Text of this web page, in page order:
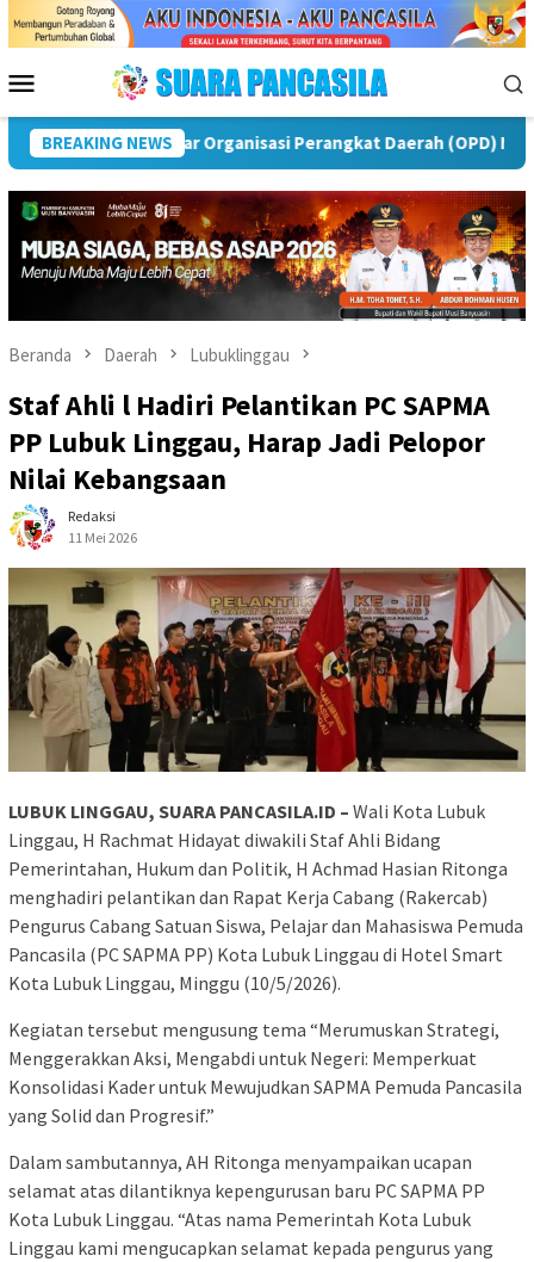
Menu
Mobile
BREAKING NEWS
Puncak Peringatan IPeKB Ke-19, Plt Bupati Rejang
Beranda Daerah Lubuklinggau
Staf Ahli l Hadiri Pelantikan PC SAPMA
PP Lubuk Linggau, Harap Jadi Pelopor
Nilai Kebangsaan
Redaksi
11 Mei 2026
LUBUK LINGGAU, SUARA PANCASILA.ID – Wali Kota Lubuk
Linggau, H Rachmat Hidayat diwakili Staf Ahli Bidang
Pemerintahan, Hukum dan Politik, H Achmad Hasian Ritonga
menghadiri pelantikan dan Rapat Kerja Cabang (Rakercab)
Pengurus Cabang Satuan Siswa, Pelajar dan Mahasiswa Pemuda
Pancasila (PC SAPMA PP) Kota Lubuk Linggau di Hotel Smart
Kota Lubuk Linggau, Minggu (10/5/2026).
Kegiatan tersebut mengusung tema “Merumuskan Strategi,
Menggerakkan Aksi, Mengabdi untuk Negeri: Memperkuat
Konsolidasi Kader untuk Mewujudkan SAPMA Pemuda Pancasila
yang Solid dan Progresif.”
Dalam sambutannya, AH Ritonga menyampaikan ucapan
selamat atas dilantiknya kepengurusan baru PC SAPMA PP
Kota Lubuk Linggau. “Atas nama Pemerintah Kota Lubuk
Linggau kami mengucapkan selamat kepada pengurus yang